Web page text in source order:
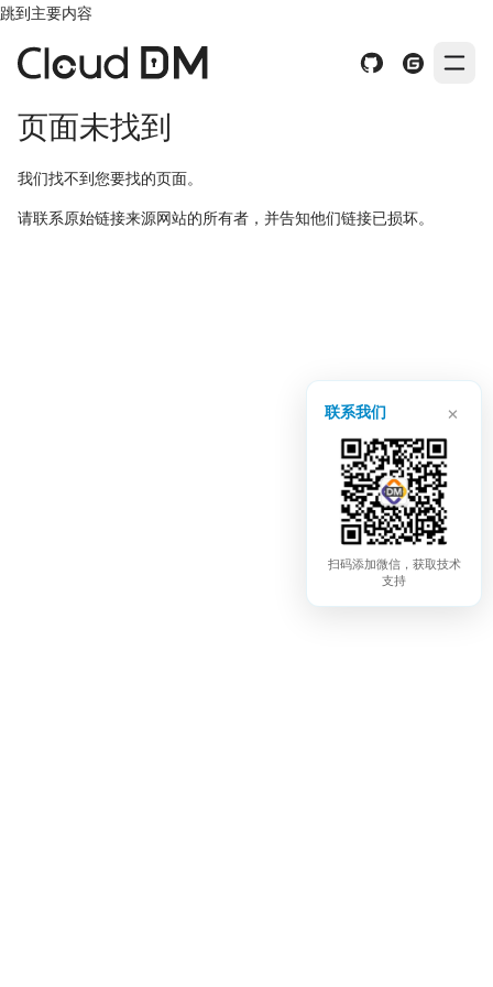
跳到主要内容
页面未找到
我们找不到您要找的页面。
请联系原始链接来源网站的所有者，并告知他们链接已损坏。
联系我们 ×
扫码添加微信，获取技术
支持